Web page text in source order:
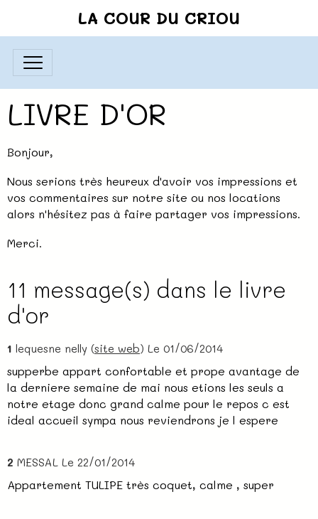
LA COUR DU CRIOU
LIVRE D'OR
Bonjour,
Nous serions très heureux d'avoir vos impressions et
vos commentaires sur notre site ou nos locations
alors n'hésitez pas à faire partager vos impressions.
Merci.
11 message(s) dans le livre
d'or
1 lequesne nelly (site web) Le 01/06/2014
supperbe appart confortable et prope avantage de
la derniere semaine de mai nous etions les seuls a
notre etage donc grand calme pour le repos c est
ideal accueil sympa nous reviendrons je l espere
2 MESSAL Le 22/01/2014
Appartement TULIPE très coquet, calme , super